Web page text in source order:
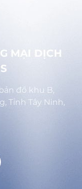
MẠI DỊCH
đồ khu B,
Tỉnh Tây Ninh,